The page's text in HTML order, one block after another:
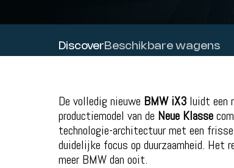
DiscoverBeschikbare wagens
De volledig nieuwe BMW iX3 luidt een
productiemodel van de Neue Klasse
technologie-architectuur met een
duidelijke focus op duurzaamheid. Het
meer BMW dan ooit.